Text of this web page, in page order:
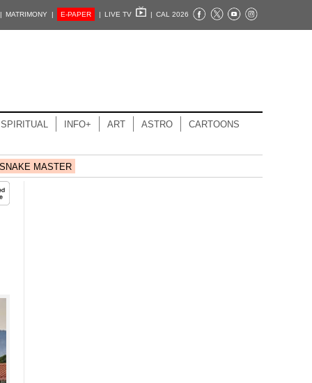
MATRIMONY | E-PAPER | LIVE TV | CAL 2026
SPIRITUAL INFO+ ART ASTRO CARTOONS
MASTER